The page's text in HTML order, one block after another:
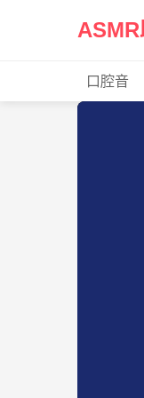
口腔音